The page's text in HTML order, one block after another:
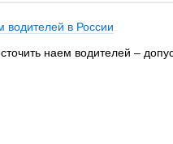
водителей в России
наем водителей –